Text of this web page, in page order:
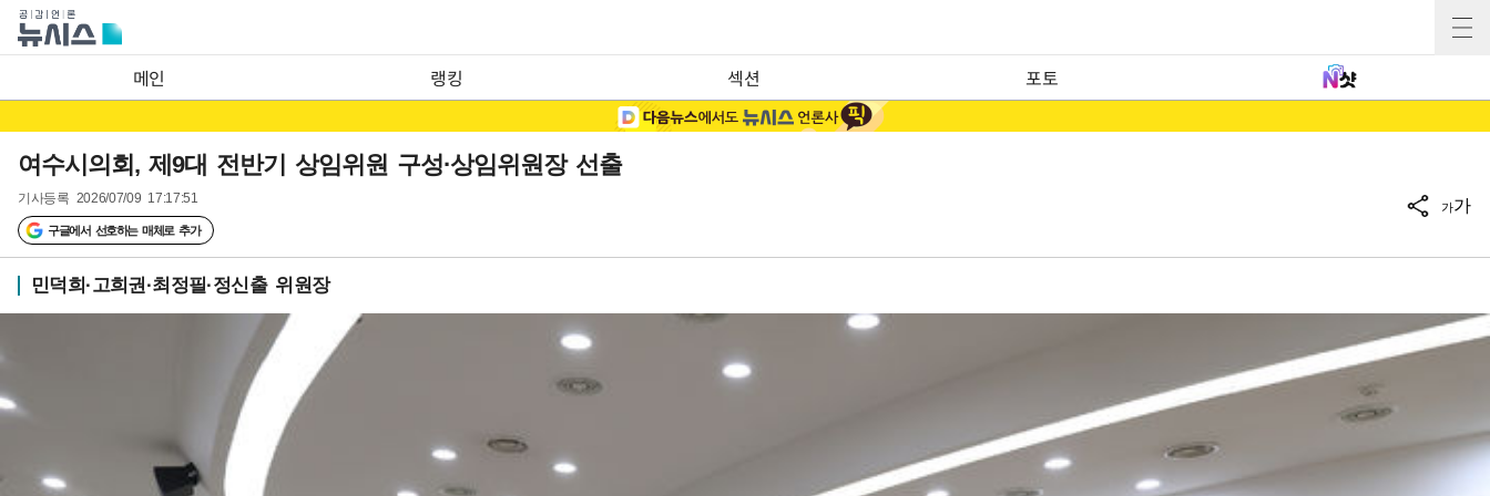
메인 랭킹 섹션 포토
여수시의회, 제9대 전반기 상임위원 구성·상임위원장 선출
기사등록 2026/07/09 17:17:51
구글에서 선호하는 매체로 추가
가가
민덕희·고희권·최정필·정신출 위원장